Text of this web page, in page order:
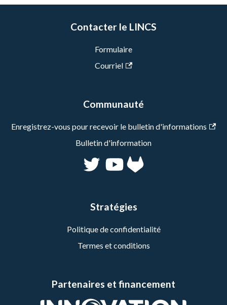
Contacter le LINCS
Formulaire
Courriel
Communauté
Enregistrez-vous pour recevoir le bulletin d'informations
Bulletin d'information
Stratégies
Politique de confidentialité
Termes et conditions
Partenaires et financement